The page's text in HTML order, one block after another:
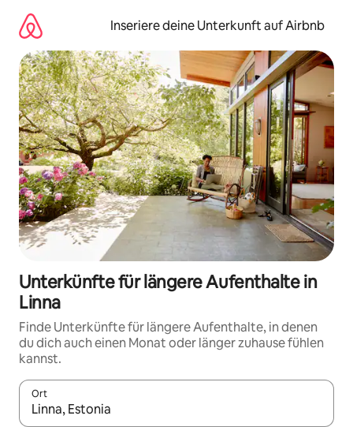
Inhalten
springen
Inseriere deine Unterkunft auf Airbnb
Unterkünfte für längere Aufenthalte in
Linna
Finde Unterkünfte für längere Aufenthalte, in denen
du dich auch einen Monat oder länger zuhause fühlen
kannst.
Ort
Wenn Ergebnisse verfügbar sind, navigiere mit den